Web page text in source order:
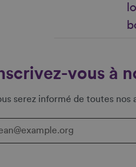
vous à
serez informé de toutes nos